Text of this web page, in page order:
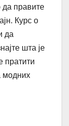
да правите
Курс о
да
шта је
пратити
модних